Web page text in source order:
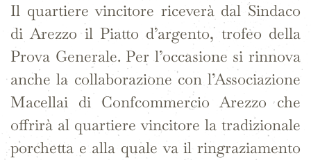
Il quartiere vincitore riceverà dal Sindaco
di Arezzo il Piatto d’argento, trofeo della
Prova Generale. Per l’occasione si rinnova
anche la collaborazione con l’Associazione
Macellai di Confcommercio Arezzo che
offrirà al quartiere vincitore la tradizionale
porchetta e alla quale va il ringraziamento